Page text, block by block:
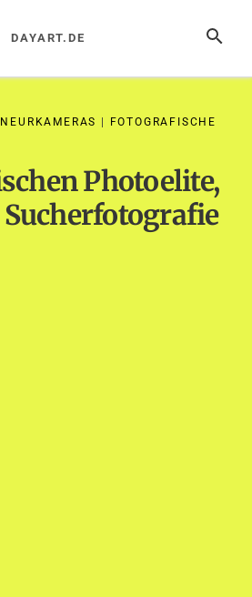
SUCHE
DAYART.DE
FOTOGRAFISCHE
Photoelite,